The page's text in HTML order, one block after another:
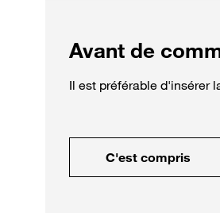
Avant de
Il est préférable d'insérer
C'est compris